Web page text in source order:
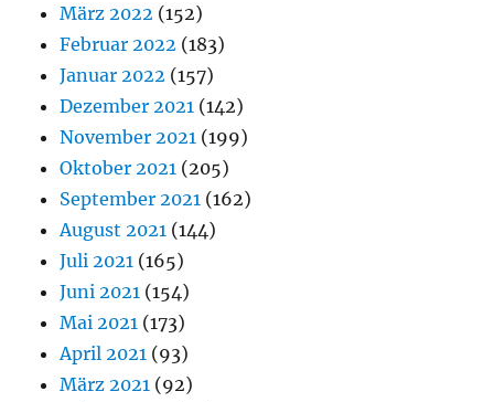
März 2022 (152)
Februar 2022 (183)
Januar 2022 (157)
Dezember 2021 (142)
November 2021 (199)
Oktober 2021 (205)
September 2021 (162)
August 2021 (144)
Juli 2021 (165)
Juni 2021 (154)
Mai 2021 (173)
April 2021 (93)
März 2021 (92)